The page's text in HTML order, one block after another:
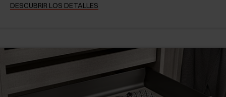
DESCUBRIR LOS DETALLES